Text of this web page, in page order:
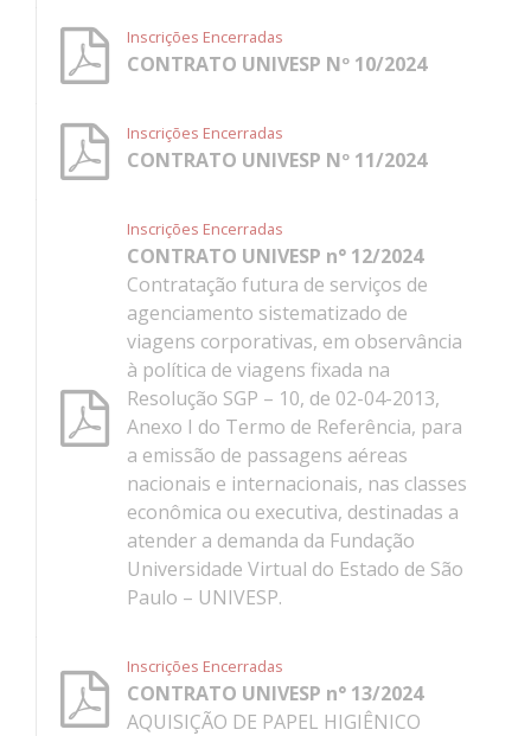
Inscrições Encerradas
CONTRATO UNIVESP Nº 10/2024
Inscrições Encerradas
CONTRATO UNIVESP Nº 11/2024
Inscrições Encerradas
CONTRATO UNIVESP n° 12/2024
Contratação futura de serviços de
agenciamento sistematizado de
viagens corporativas, em observância
à política de viagens fixada na
Resolução SGP – 10, de 02-04-2013,
Anexo I do Termo de Referência, para
a emissão de passagens aéreas
nacionais e internacionais, nas classes
econômica ou executiva, destinadas a
atender a demanda da Fundação
Universidade Virtual do Estado de São
Paulo – UNIVESP.
Inscrições Encerradas
CONTRATO UNIVESP n° 13/2024
AQUISIÇÃO DE PAPEL HIGIÊNICO